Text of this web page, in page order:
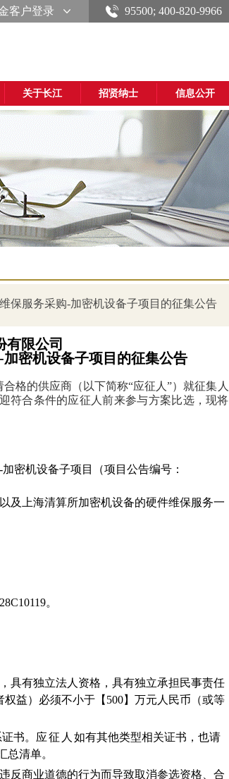
客户登录 95500; 400-820-9966
关于长江 招贤纳士 信息公开
保服务采购-加密机设备子项目的征集公告
有限公司
加密机设备子项目 的征集公告
合格的供应商（以下简称“应征人”）就征集人
符合条件的应征人前来参与方案比选，现将
密机设备子项目（项目公告编号：
及上海清算所加密机设备的硬件维保服务一
。
具有独立法人资格，具有独立承担民事责任
益）必须不小于【500】万元人民币（或等
书。 应征人 如有其他类型相关证书，也请
清单。
反商业道德的行为而导致取消参选资格、合